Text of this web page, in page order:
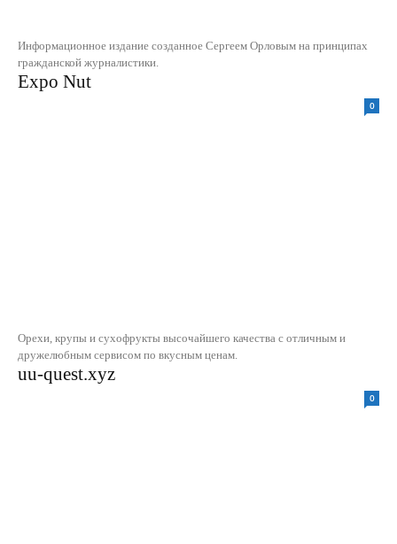
Информационное издание созданное Сергеем Орловым на принципах
гражданской журналистики.
Expo Nut
0
Орехи, крупы и сухофрукты высочайшего качества с отличным и
дружелюбным сервисом по вкусным ценам.
uu-quest.xyz
0